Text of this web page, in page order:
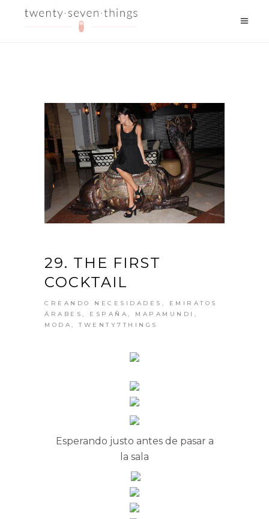
29. THE FIRST
COCKTAIL
CREANDO NECESIDADES ,
EMIRATOS
ÁRABES , ESPAÑA , MAPAMUNDI ,
MODA ,TWENTY7THINGS
Esperando justo antes de pasar a
la sala